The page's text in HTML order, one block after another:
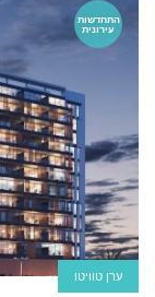
התחדשות
עירונית
ערן טוויטו